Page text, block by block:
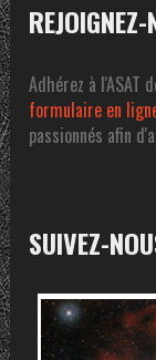
REJOIGNEZ-
Adhérez à l'ASAT
formulaire en
passionnés afin
SUIVEZ-